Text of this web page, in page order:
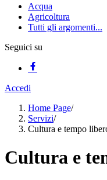
Acqua
Agricoltura
Tutti gli argomenti...
Seguici su
Accedi
Home Page/
Servizi/
Cultura e tempo
Cultura e